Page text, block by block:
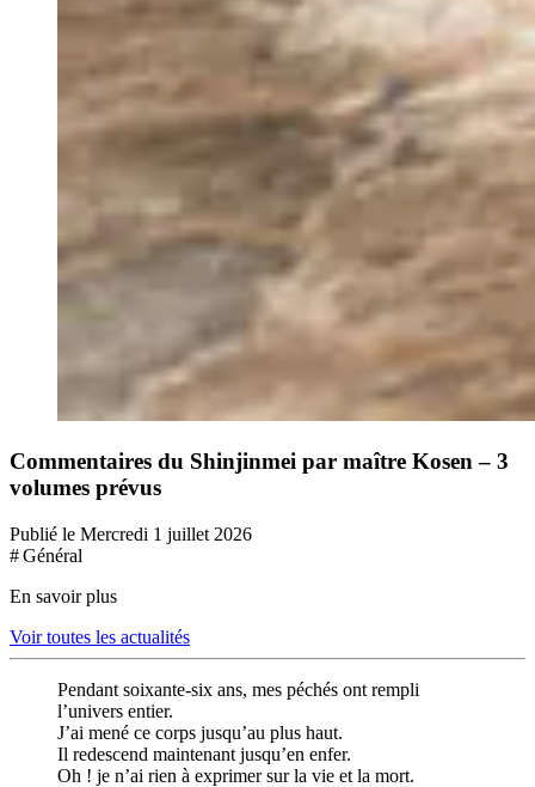
Commentaires du Shinjinmei par maître Kosen – 3
volumes prévus
Publié le Mercredi 1 juillet 2026
# Général
En savoir plus
Voir toutes les actualités
Pendant soixante-six ans, mes péchés ont rempli
l’univers entier.
J’ai mené ce corps jusqu’au plus haut.
Il redescend maintenant jusqu’en enfer.
Oh ! je n’ai rien à exprimer sur la vie et la mort.